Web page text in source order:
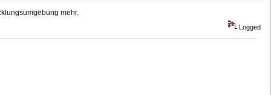
mehr.
Logged